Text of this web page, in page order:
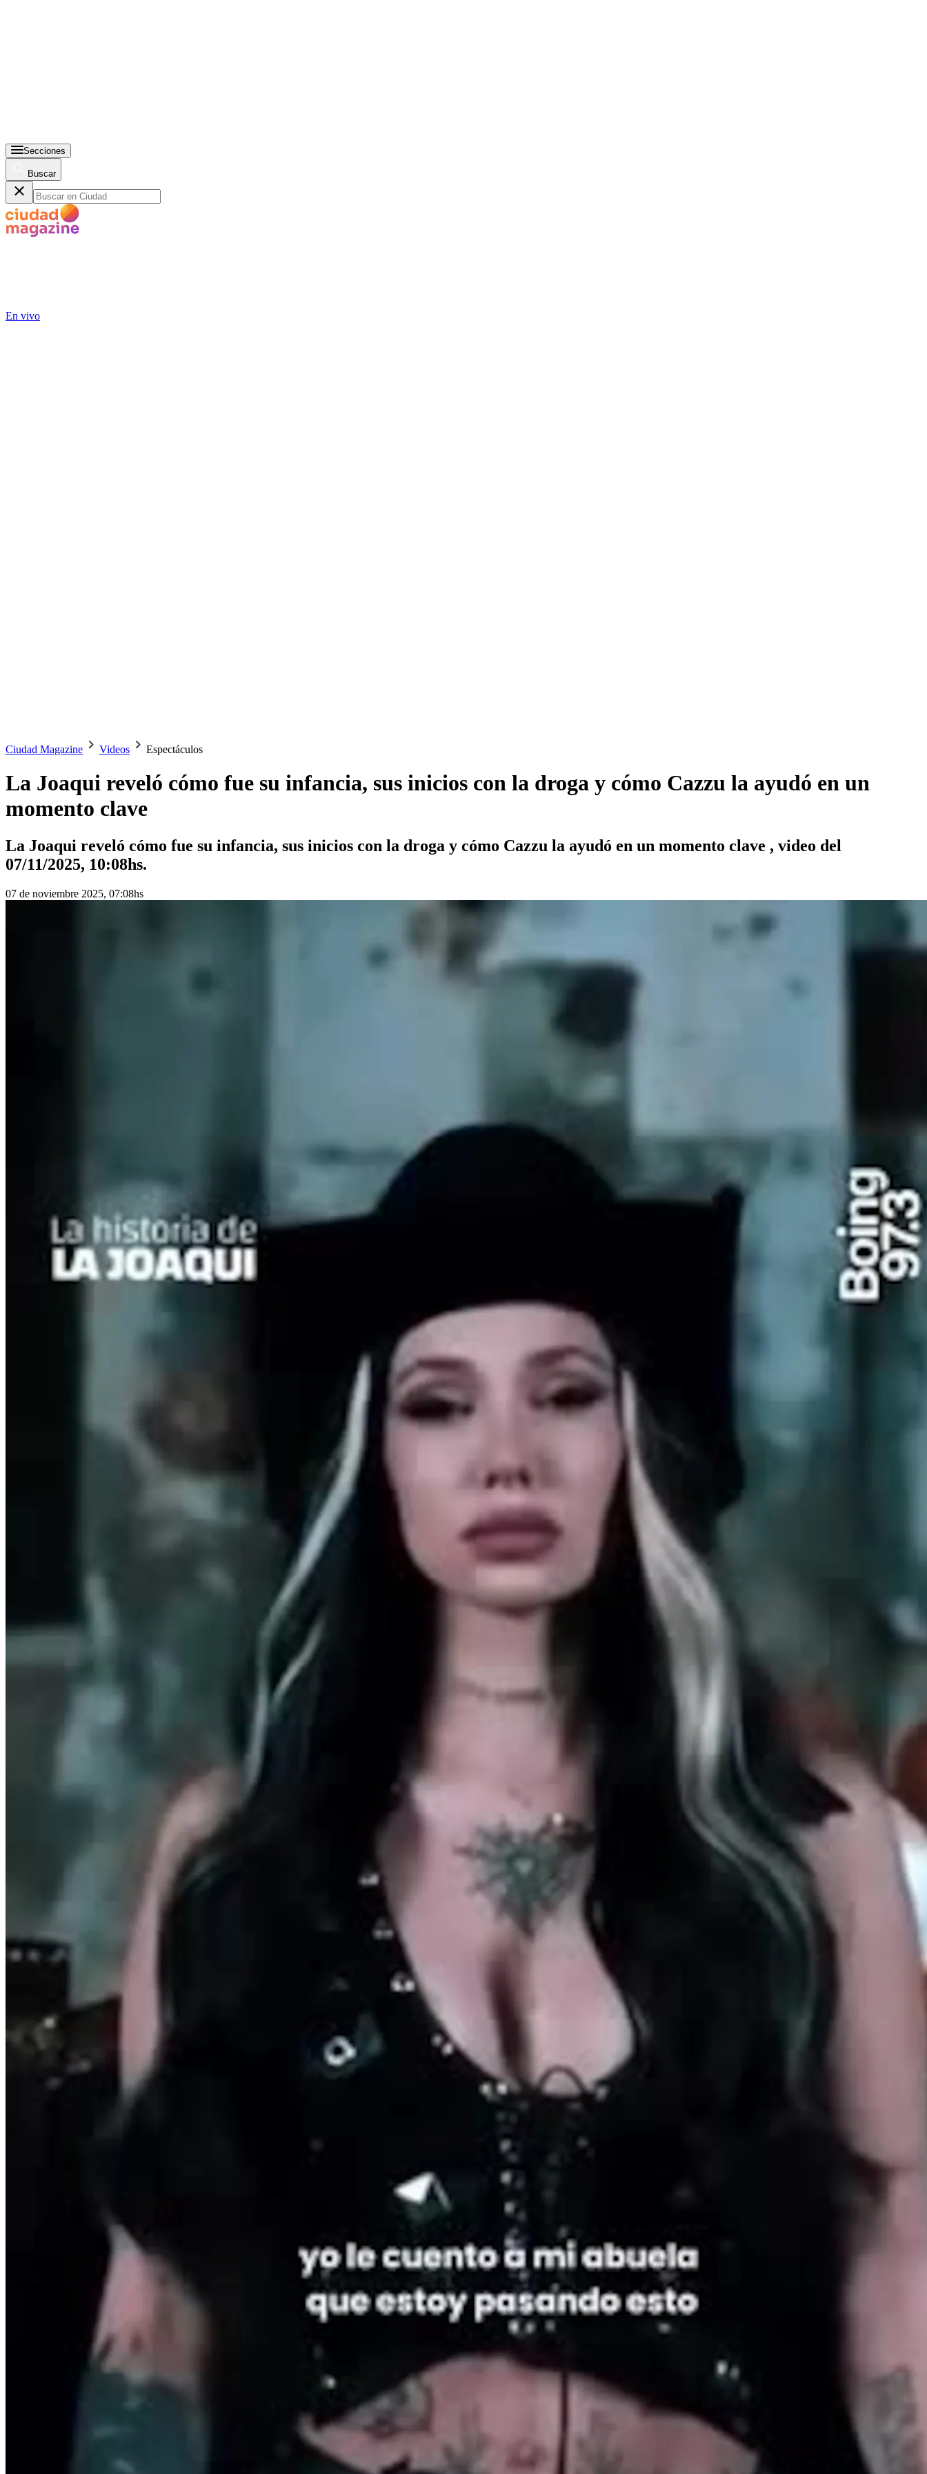
Secciones
Buscar
En vivo
Ciudad Magazine Videos Espectáculos
La Joaqui reveló cómo fue su infancia, sus inicios con la droga y cómo Cazzu la ayudó en un
momento clave
La Joaqui reveló cómo fue su infancia, sus inicios con la droga y cómo Cazzu la ayudó en un momento clave , video del
07/11/2025, 10:08hs.
07 de noviembre 2025, 07:08hs